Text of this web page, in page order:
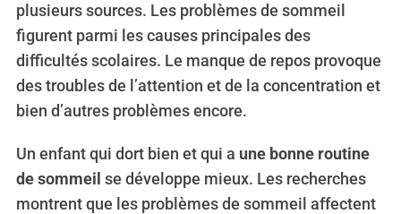
plusieurs sources. Les problèmes de sommeil
figurent parmi les causes principales des
difficultés scolaires. Le manque de repos provoque
des troubles de l’attention et de la concentration et
bien d’autres problèmes encore.
Un enfant qui dort bien et qui a une bonne routine
de sommeil se développe mieux. Les recherches
montrent que les problèmes de sommeil affectent